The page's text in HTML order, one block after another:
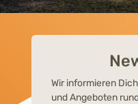
Wir informieren
und Angeboten